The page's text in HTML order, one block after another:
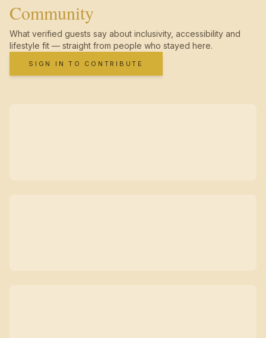
Community
What verified guests say about inclusivity, accessibility and
lifestyle fit — straight from people who stayed here.
SIGN IN TO CONTRIBUTE